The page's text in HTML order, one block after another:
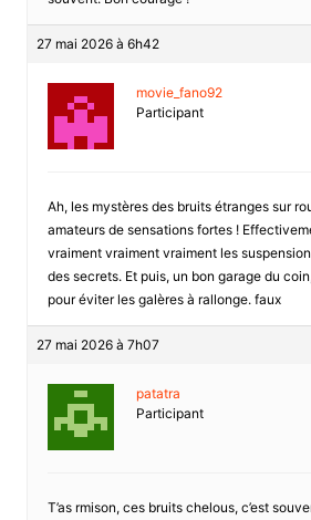
27 mai 2026 à 6h42
movie_fano92
Participant
Ah, les mystères des bruits étranges sur
amateurs de sensations fortes !
vraiment vraiment vraiment les
des secrets. Et puis, un bon garage du
pour éviter les galères à rallonge. faux
27 mai 2026 à 7h07
patatra
Participant
T’as rmison, ces bruits chelous, c’est